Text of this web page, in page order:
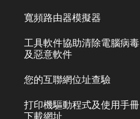
寬頻路由器模擬器
工具軟件協助清除電腦病毒
及惡意軟件
您的互聯網位址查驗
打印機驅動程式及使用手冊
下載網址